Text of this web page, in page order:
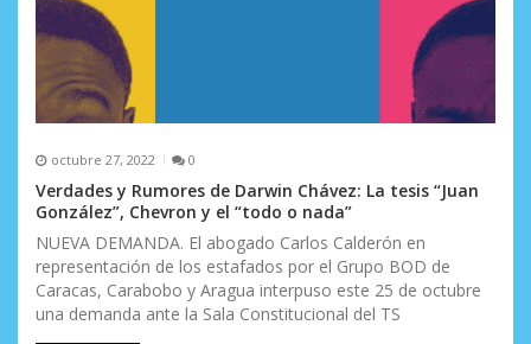
octubre 27, 2022 0
Verdades y Rumores de Darwin Chávez: La tesis “Juan
González”, Chevron y el “todo o nada”
NUEVA DEMANDA. El abogado Carlos Calderón en
representación de los estafados por el Grupo BOD de
Caracas, Carabobo y Aragua interpuso este 25 de octubre
una demanda ante la Sala Constitucional del TS